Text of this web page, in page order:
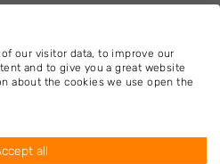
our visitor data, to improve our
and to give you a great website
about the cookies we use open the
all